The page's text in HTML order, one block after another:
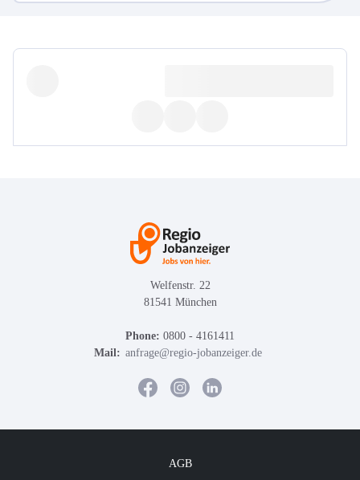
Welfenstr. 22
81541 München
Phone: 0800 - 4161411
Mail: anfrage@regio-jobanzeiger.de
AGB